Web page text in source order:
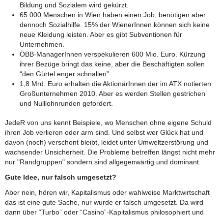
Bildung und Sozialem wird gekürzt.
65.000 Menschen in Wien haben einen Job, benötigen aber
dennoch Sozialhilfe. 15% der WienerInnen können sich keine
neue Kleidung leisten. Aber es gibt Subventionen für
Unternehmen.
ÖBB-ManagerInnen verspekulieren 600 Mio. Euro. Kürzung
ihrer Bezüge bringt das keine, aber die Beschäftigten sollen
“den Gürtel enger schnallen”.
1,8 Mrd. Euro erhalten die AktionärInnen der im ATX notierten
Großunternehmen 2010. Aber es werden Stellen gestrichen
und Nulllohnrunden gefordert.
JedeR von uns kennt Beispiele, wo Menschen ohne eigene Schuld
ihren Job verlieren oder arm sind. Und selbst wer Glück hat und
davon (noch) verschont bleibt, leidet unter Umweltzerstörung und
wachsender Unsicherheit. Die Probleme betreffen längst nicht mehr
nur "Randgruppen" sondern sind allgegenwärtig und dominant.
Gute Idee, nur falsch umgesetzt?
Aber nein, hören wir, Kapitalismus oder wahlweise Marktwirtschaft
das ist eine gute Sache, nur wurde er falsch umgesetzt. Da wird
dann über “Turbo” oder “Casino”-Kapitalismus philosophiert und